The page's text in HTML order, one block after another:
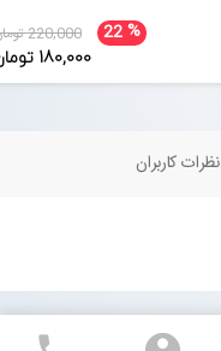
22% 220,000 تومان
180,000 تومان
نظرات کاربران